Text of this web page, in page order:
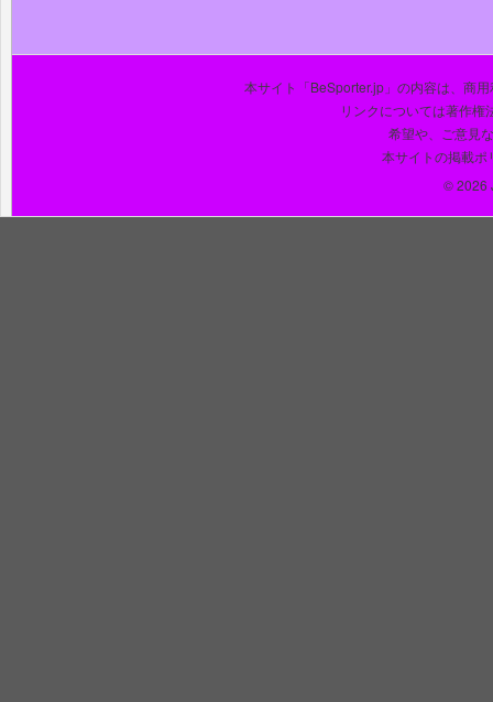
本サイト「BeSporter.jp」の内容は、商
リンクについては著作権
希望や、ご意見
本サイトの掲載ポ
© 2026